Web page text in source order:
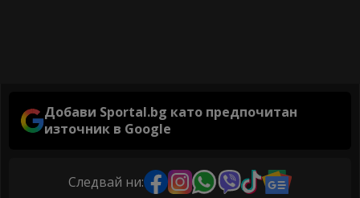
Добави Sportal.bg като предпочитан
източник в Google
Следвай ни: